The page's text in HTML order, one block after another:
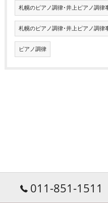
札幌のピアノ調律･井上ピアノ調律
札幌のピアノ調律･井上ピアノ調律
ピアノ調律
011-851-1511